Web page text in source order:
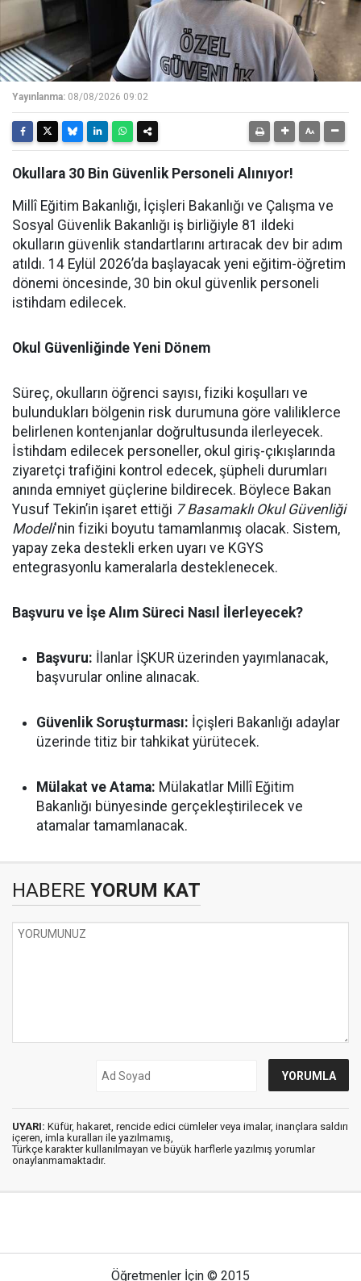
Yayınlanma: 08/08/2026 09:02
Okullara 30 Bin Güvenlik Personeli Alınıyor!
Millî Eğitim Bakanlığı, İçişleri Bakanlığı ve Çalışma ve
Sosyal Güvenlik Bakanlığı iş birliğiyle 81 ildeki
okulların güvenlik standartlarını artıracak dev bir adım
atıldı. 14 Eylül 2026’da başlayacak yeni eğitim-öğretim
dönemi öncesinde, 30 bin okul güvenlik personeli
istihdam edilecek.
Okul Güvenliğinde Yeni Dönem
Süreç, okulların öğrenci sayısı, fiziki koşulları ve
bulundukları bölgenin risk durumuna göre valiliklerce
belirlenen kontenjanlar doğrultusunda ilerleyecek.
İstihdam edilecek personeller, okul giriş-çıkışlarında
ziyaretçi trafiğini kontrol edecek, şüpheli durumları
anında emniyet güçlerine bildirecek. Böylece Bakan
Yusuf Tekin’in işaret ettiği 7 Basamaklı Okul Güvenliği
Modeli'nin fiziki boyutu tamamlanmış olacak. Sistem,
yapay zeka destekli erken uyarı ve KGYS
entegrasyonlu kameralarla desteklenecek.
Başvuru ve İşe Alım Süreci Nasıl İlerleyecek?
Başvuru: İlanlar İŞKUR üzerinden yayımlanacak,
başvurular online alınacak.
Güvenlik Soruşturması: İçişleri Bakanlığı adaylar
üzerinde titiz bir tahkikat yürütecek.
Mülakat ve Atama: Mülakatlar Millî Eğitim
Bakanlığı bünyesinde gerçekleştirilecek ve
atamalar tamamlanacak.
HABERE YORUM KAT
UYARI: Küfür, hakaret, rencide edici cümleler veya imalar, inançlara saldırı
içeren, imla kuralları ile yazılmamış,
Türkçe karakter kullanılmayan ve büyük harflerle yazılmış yorumlar
onaylanmamaktadır.
Öğretmenler İçin © 2015